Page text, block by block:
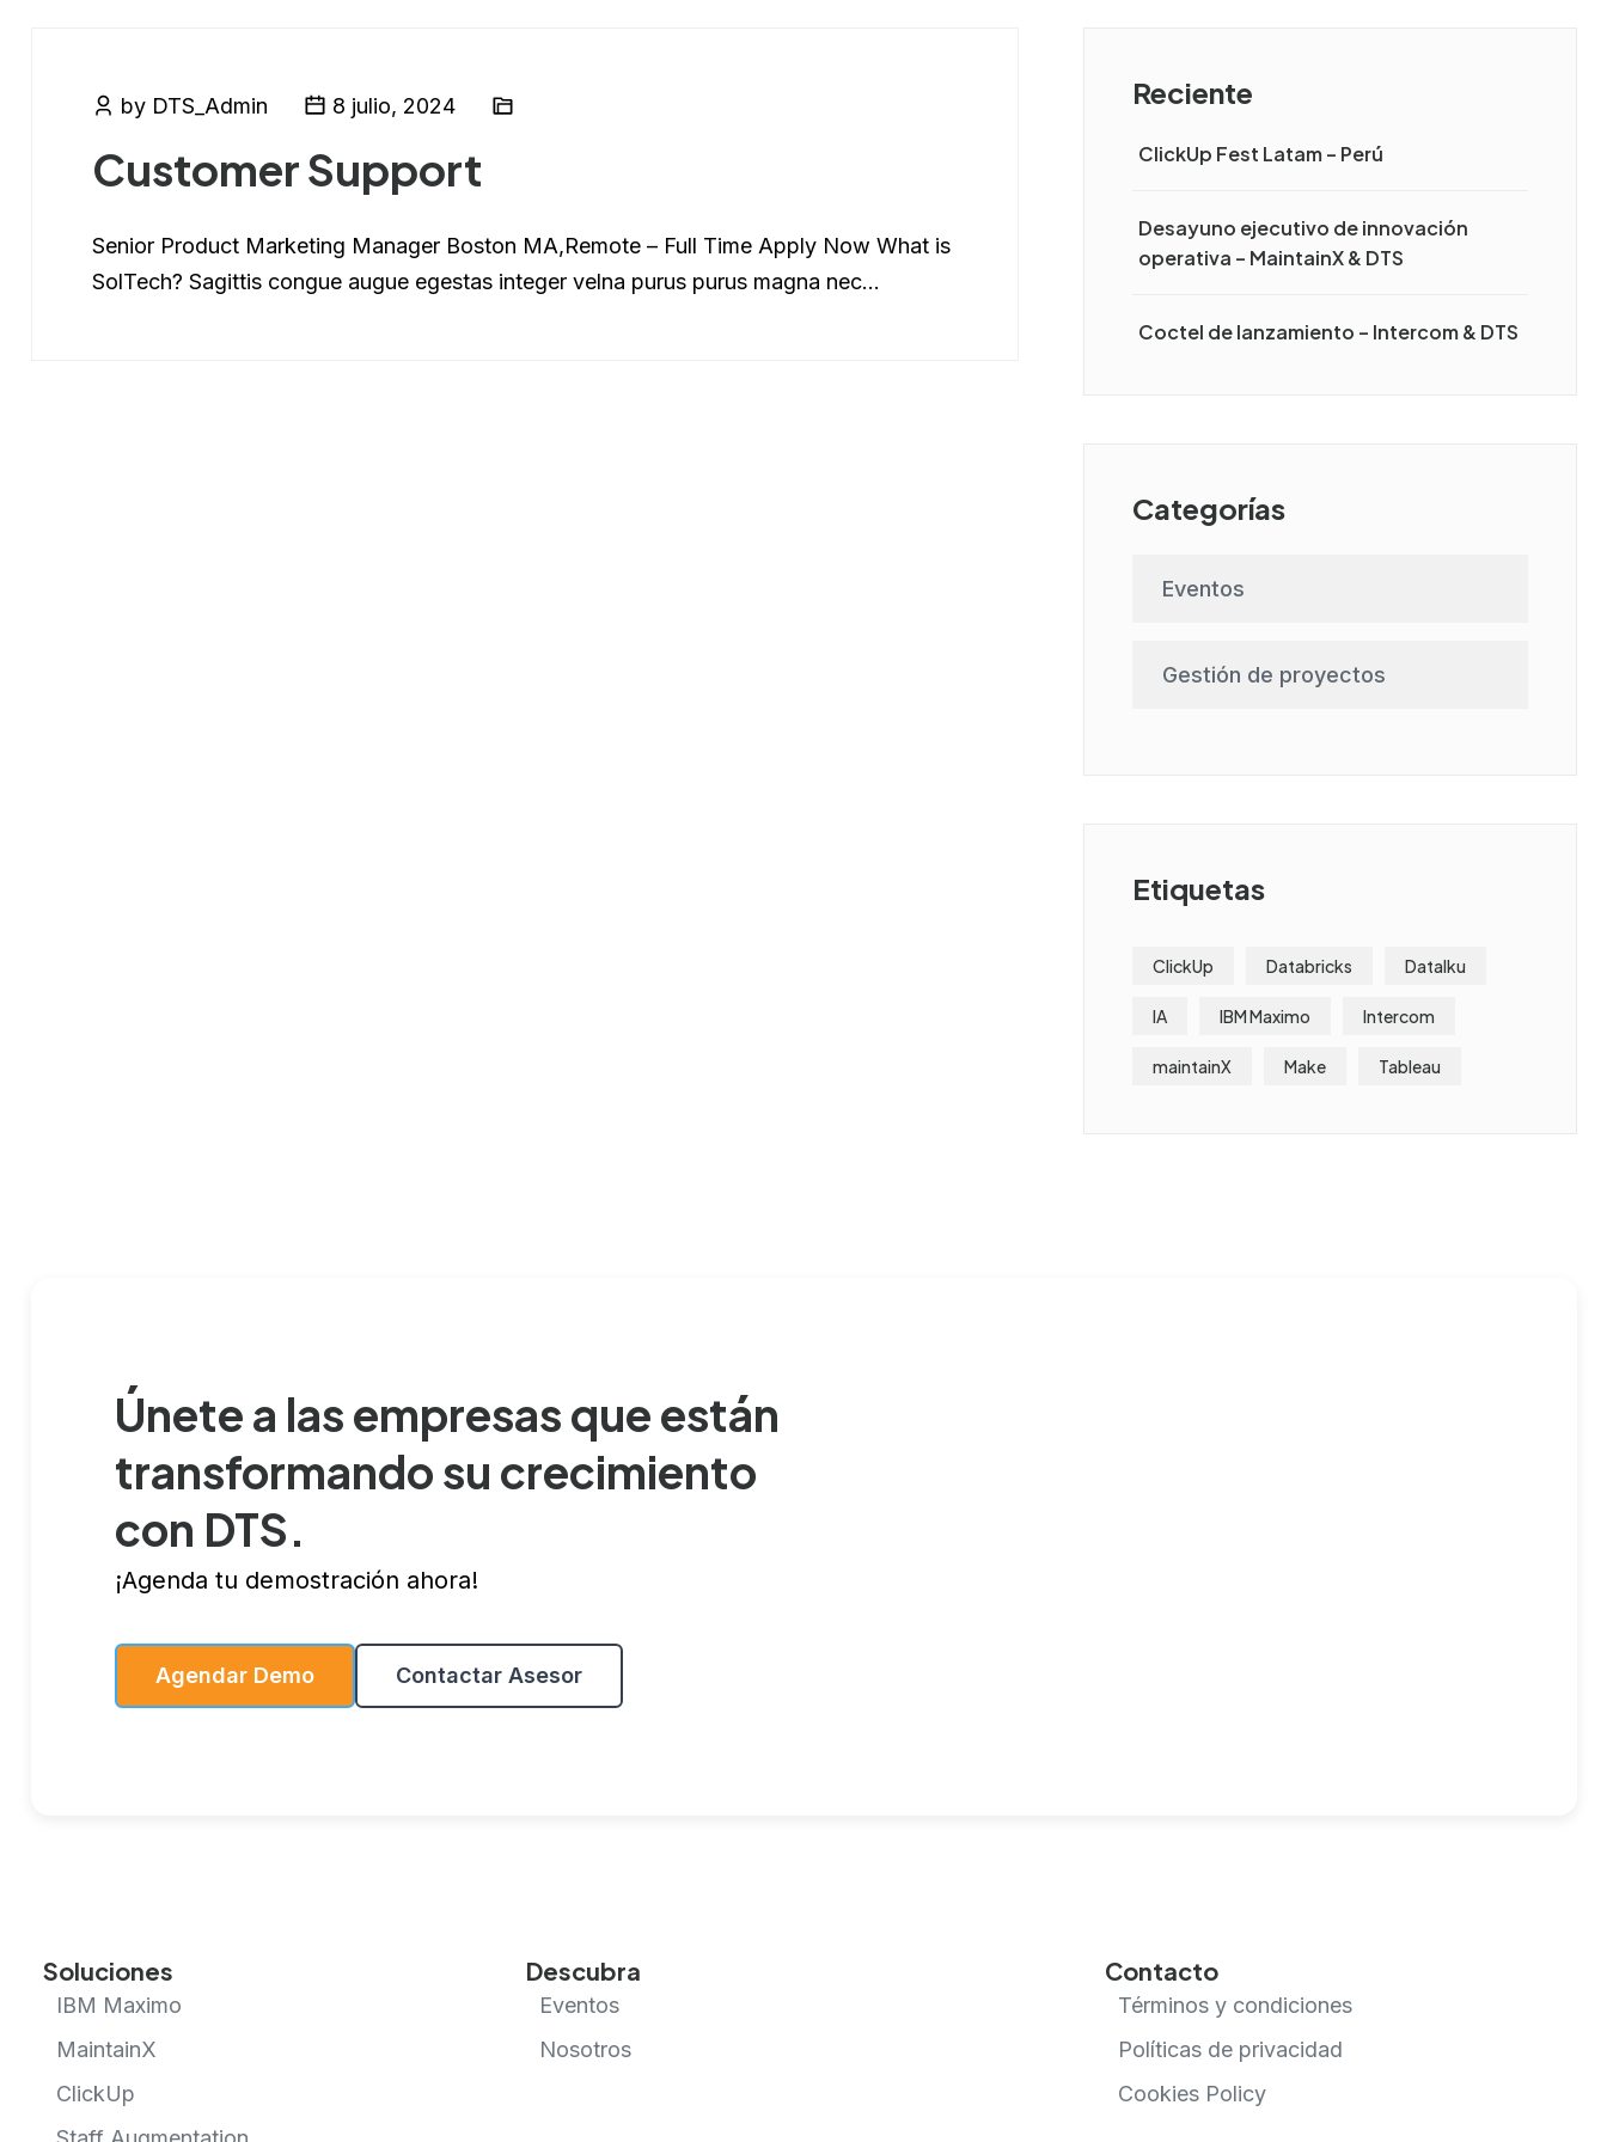
by DTS_Admin 8 julio, 2024
Customer Support
Senior Product Marketing Manager Boston MA,Remote – Full Time Apply Now What is
SolTech? Sagittis congue augue egestas integer velna purus purus magna nec...
Reciente
ClickUp Fest Latam – Perú
Desayuno ejecutivo de innovación
operativa – MaintainX & DTS
Coctel de lanzamiento – Intercom & DTS
Categorías
Eventos
Gestión de proyectos
Etiquetas
ClickUp Databricks DataIku
IA IBM Maximo Intercom
maintainX Make Tableau
Únete a las empresas que están
transformando su crecimiento
con DTS.
¡Agenda tu demostración ahora!
Agendar Demo Contactar Asesor
Soluciones
IBM Maximo
MaintainX
ClickUp
Descubra
Eventos
Nosotros
Contacto
Términos y condiciones
Políticas de privacidad
Cookies Policy